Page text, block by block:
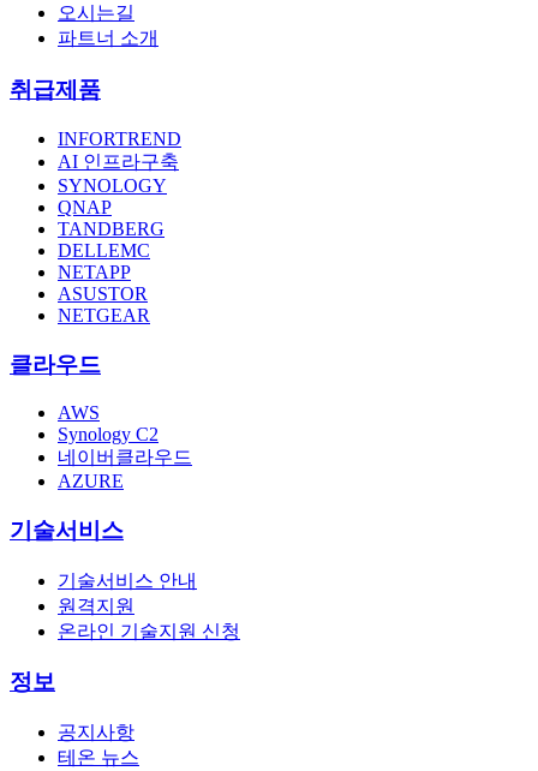
오시는길
파트너 소개
취급제품
INFORTREND
AI 인프라구축
SYNOLOGY
QNAP
TANDBERG
DELLEMC
NETAPP
ASUSTOR
NETGEAR
클라우드
AWS
Synology C2
네이버클라우드
AZURE
기술서비스
기술서비스 안내
원격지원
온라인 기술지원 신청
정보
공지사항
테온 뉴스